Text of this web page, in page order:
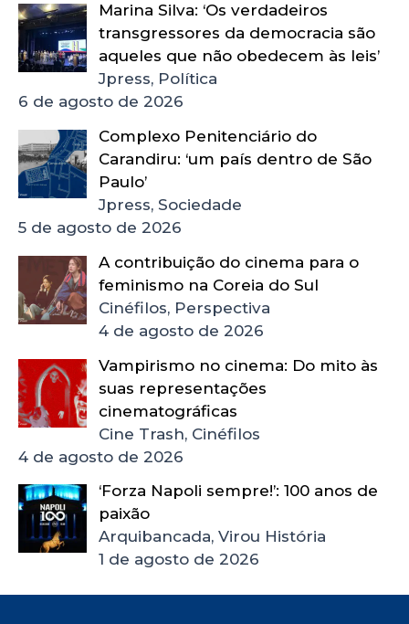
Marina Silva: ‘Os verdadeiros
transgressores da democracia são
aqueles que não obedecem às leis’
Jpress, Política
6 de agosto de 2026
Complexo Penitenciário do
Carandiru: ‘um país dentro de São
Paulo’
Jpress, Sociedade
5 de agosto de 2026
A contribuição do cinema para o
feminismo na Coreia do Sul
Cinéfilos, Perspectiva
4 de agosto de 2026
Vampirismo no cinema: Do mito às
suas representações
cinematográficas
Cine Trash, Cinéfilos
4 de agosto de 2026
‘Forza Napoli sempre!’: 100 anos de
paixão
Arquibancada, Virou História
1 de agosto de 2026